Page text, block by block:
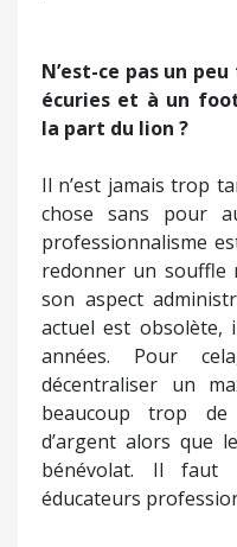
N’est-ce pas un
écuries et à un
la part du lion ?
Il n’est jamais trop
chose sans pour
professionnalisme
redonner un souffle
son aspect
actuel est obsolète,
années. Pour
décentraliser un
beaucoup trop de
d’argent alors que
bénévolat. Il faut
éducateurs